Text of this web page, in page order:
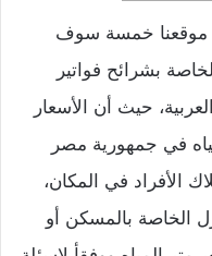
موقعنا خمسة سوف
بشرائح فواتير
حيث أن الأسعار
في جمهورية مصر
الأفراد في المكان،
الخاصة بالمسكن أو